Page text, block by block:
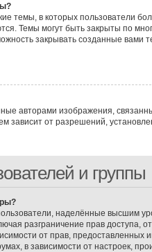
темы, в которых пользователи
Темы могут быть закрыты по
закрывать созданные вами
авторами изображения,
зависит от разрешений,
и группы
наделённые высшим
разграничение прав доступа,
от прав,
в зависимости от настроек,